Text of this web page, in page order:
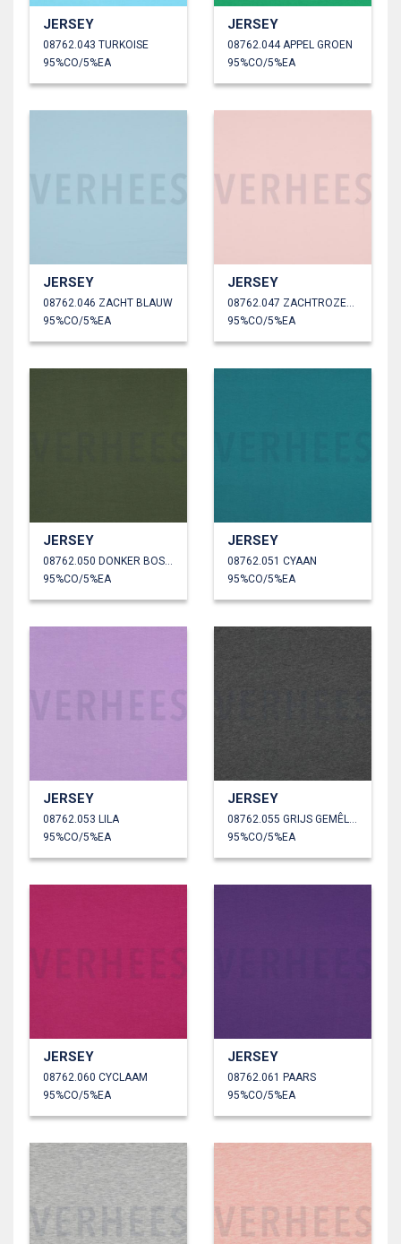
JERSEY
08762.043 TURKOISE
95%CO/5%EA
JERSEY
08762.044 APPEL GROEN
95%CO/5%EA
JERSEY
08762.046 ZACHT BLAUW
95%CO/5%EA
JERSEY
08762.047 ZACHTROZE/OUDROZE
95%CO/5%EA
JERSEY
08762.050 DONKER BOSGROEN
95%CO/5%EA
JERSEY
08762.051 CYAAN
95%CO/5%EA
JERSEY
08762.053 LILA
95%CO/5%EA
JERSEY
08762.055 GRIJS GEMÊLEERD
95%CO/5%EA
JERSEY
08762.060 CYCLAAM
95%CO/5%EA
JERSEY
08762.061 PAARS
95%CO/5%EA